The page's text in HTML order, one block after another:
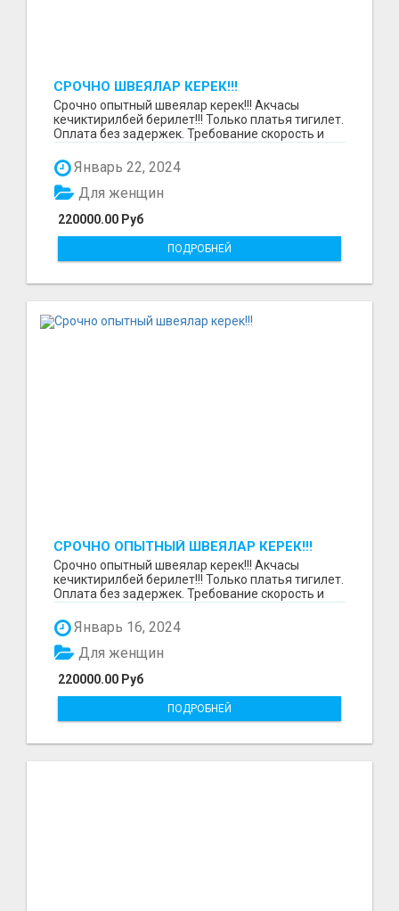
СРОЧНО ШВЕЯЛАР КЕРЕК!!!
Срочно опытный швеялар керек!!! Акчасы
кечиктирилбей берилет!!! Только платья тигилет.
Оплата без задержек. Требование скорость и
Январь 22, 2024
220000.00 Руб
Для женщин
ПОДРОБНЕЙ
СРОЧНО ОПЫТНЫЙ ШВЕЯЛАР КЕРЕК!!!
Срочно опытный швеялар керек!!! Акчасы
кечиктирилбей берилет!!! Только платья тигилет.
Оплата без задержек. Требование скорость и
Январь 16, 2024
220000.00 Руб
Для женщин
ПОДРОБНЕЙ